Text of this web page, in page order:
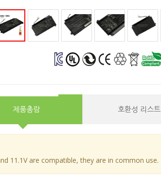
제품총람 호환성 리스트
11.1V are compatible, they are in common use.